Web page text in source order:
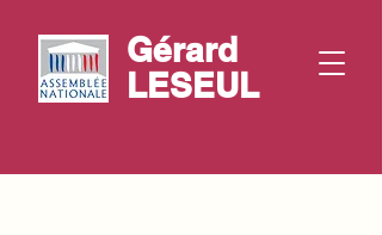
Gérard
LESEUL